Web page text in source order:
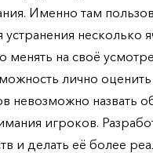
Именно там
несколько
на своё
лично
невозможно назвать
игроков.
и делать её более